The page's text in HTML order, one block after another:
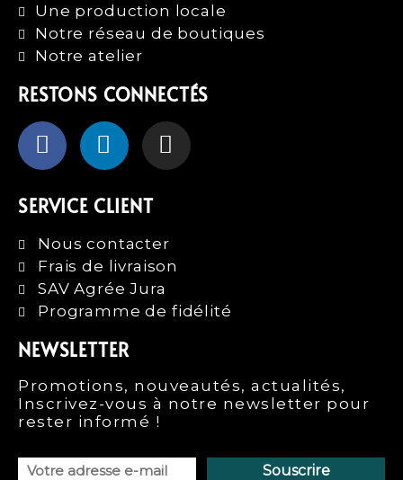
Une production locale
Notre réseau de boutiques
Notre atelier
RESTONS CONNECTÉS
SERVICE CLIENT
Nous contacter
Frais de livraison
SAV Agrée Jura
Programme de fidélité
NEWSLETTER
Promotions, nouveautés, actualités,
Inscrivez-vous à notre newsletter pour
rester informé !
Souscrire